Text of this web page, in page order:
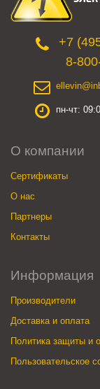
+7
8-
пн-чт:
О компании
Сертификаты
О нас
Партнеры
Контакты
Информация
Производители
Доставка и оплата
Политика защиты и
Пользовательское